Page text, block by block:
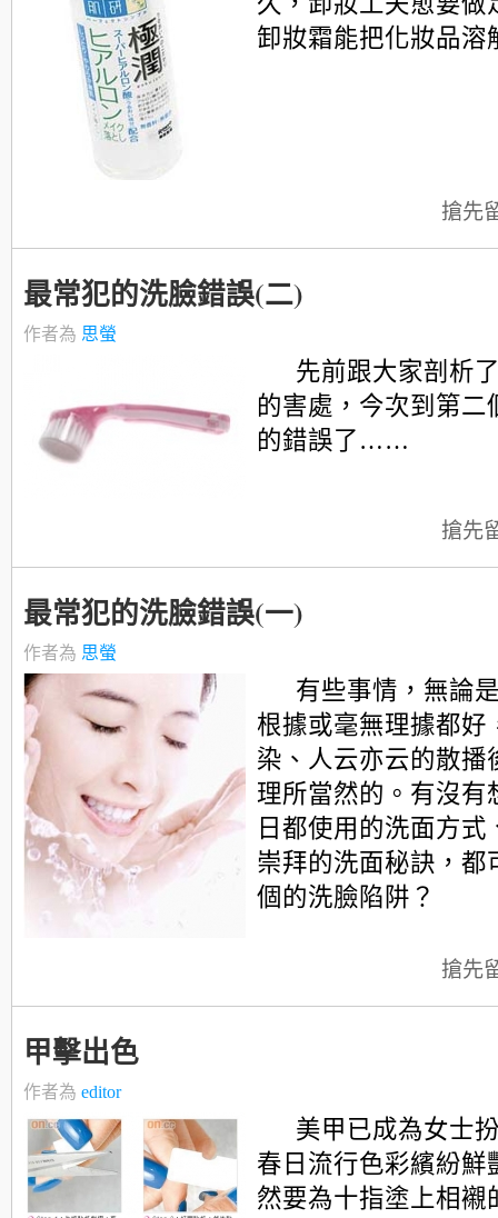
卸妝霜能把化妝品溶
搶先
最常犯的洗臉錯誤(二)
作者為 思螢
先前跟大家剖析
的害處，今次到第二
的錯誤了……
搶先
最常犯的洗臉錯誤(一)
作者為 思螢
有些事情，無論
根據或毫無理據都好
染、人云亦云的散播
理所當然的。有沒有
日都使用的洗面方式
崇拜的洗面秘訣，都
個的洗臉陷阱？
搶先
甲擊出色
作者為 editor
美甲已成為女士
春日流行色彩繽紛鮮
然要為十指塗上相襯